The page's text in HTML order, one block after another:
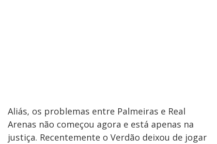
Aliás, os problemas entre Palmeiras e Real
Arenas não começou agora e está apenas na
justiça. Recentemente o Verdão deixou de jogar